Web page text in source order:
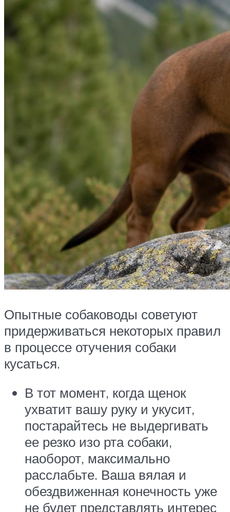
Опытные собаководы советуют
придерживаться некоторых правил
в процессе отучения собаки
кусаться.
В тот момент, когда щенок
ухватит вашу руку и укусит,
постарайтесь не выдергивать
ее резко изо рта собаки,
наоборот, максимально
расслабьте. Ваша вялая и
обездвиженная конечность уже
не будет представлять интерес